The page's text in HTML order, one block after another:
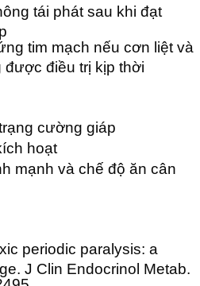
tái phát sau khi đạt
tim mạch nếu cơn liệt và
điều trị kịp thời
cường giáp
hoạt
mạnh và chế độ ăn cân
periodic paralysis: a
J Clin Endocrinol Metab.